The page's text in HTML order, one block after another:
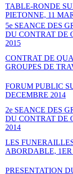
TABLE-RONDE
PIETONNE, 11
5e SEANCE DES
DU CONTRAT DE
2015
CONTRAT DE
GROUPES DE
FORUM PUBLIC
DECEMBRE 2014
2e SEANCE DES
DU CONTRAT DE
2014
LES
ABORDABLE,
PRESENTATION